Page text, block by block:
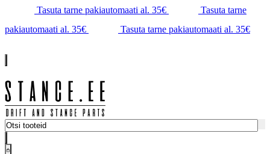
Tasuta tarne pakiautomaati al. 35€
Tasuta tarne
pakiautomaati al. 35€
Tasuta tarne pakiautomaati al. 35€